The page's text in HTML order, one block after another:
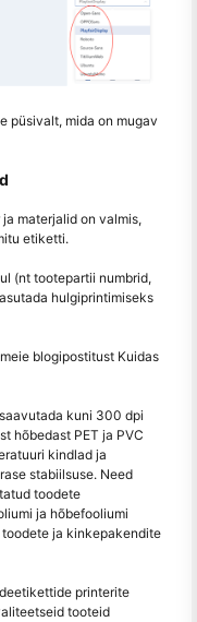
püsivalt, mida on mugav
materjalid on valmis,
etiketti.
(nt tootepartii numbrid,
hulgiprintimiseks
blogipostitust Kuidas
kuni 300 dpi
hõbedast PET ja PVC
kindlad ja
stabiilsuse. Need
toodete
ja hõbefooliumi
ja kinkepakendite
printerite
tooteid